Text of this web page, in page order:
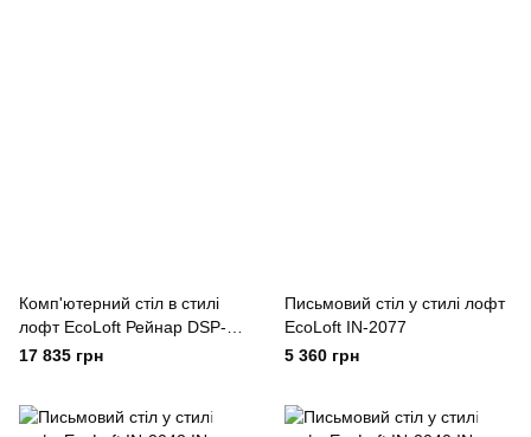
Комп'ютерний стіл в стилі
лофт EcoLoft Рейнар DSP-
1482
17 835 грн
Письмовий стіл у стилі лофт
EcoLoft IN-2077
5 360 грн